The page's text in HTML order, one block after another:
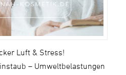
Luft & Stress!
– Umweltbelastungen